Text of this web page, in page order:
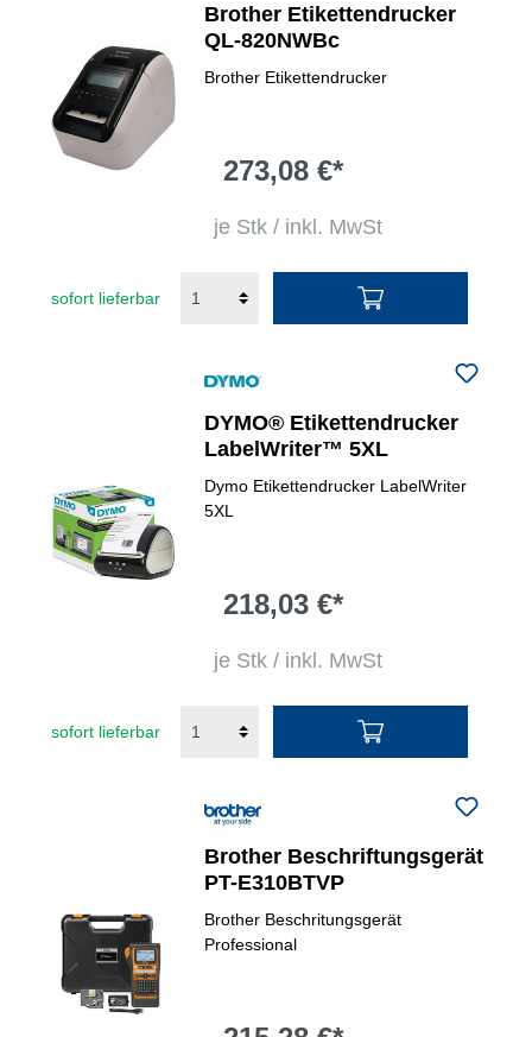
Brother Etikettendrucker
QL-820NWBc
Brother Etikettendrucker
273,08 €*
je Stk / inkl. MwSt
sofort lieferbar
DYMO® Etikettendrucker
LabelWriter™ 5XL
Dymo Etikettendrucker LabelWriter
5XL
218,03 €*
je Stk / inkl. MwSt
sofort lieferbar
Brother Beschriftungsgerät
PT-E310BTVP
Brother Beschritungsgerät
Professional